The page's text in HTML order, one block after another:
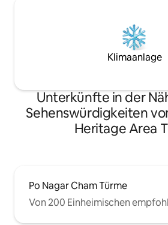
Klimaanlage
Unterkünfte in der
Sehenswürdigkeiten
Heritage Area
Po Nagar Cham Türme
Von 200 Einheimischen